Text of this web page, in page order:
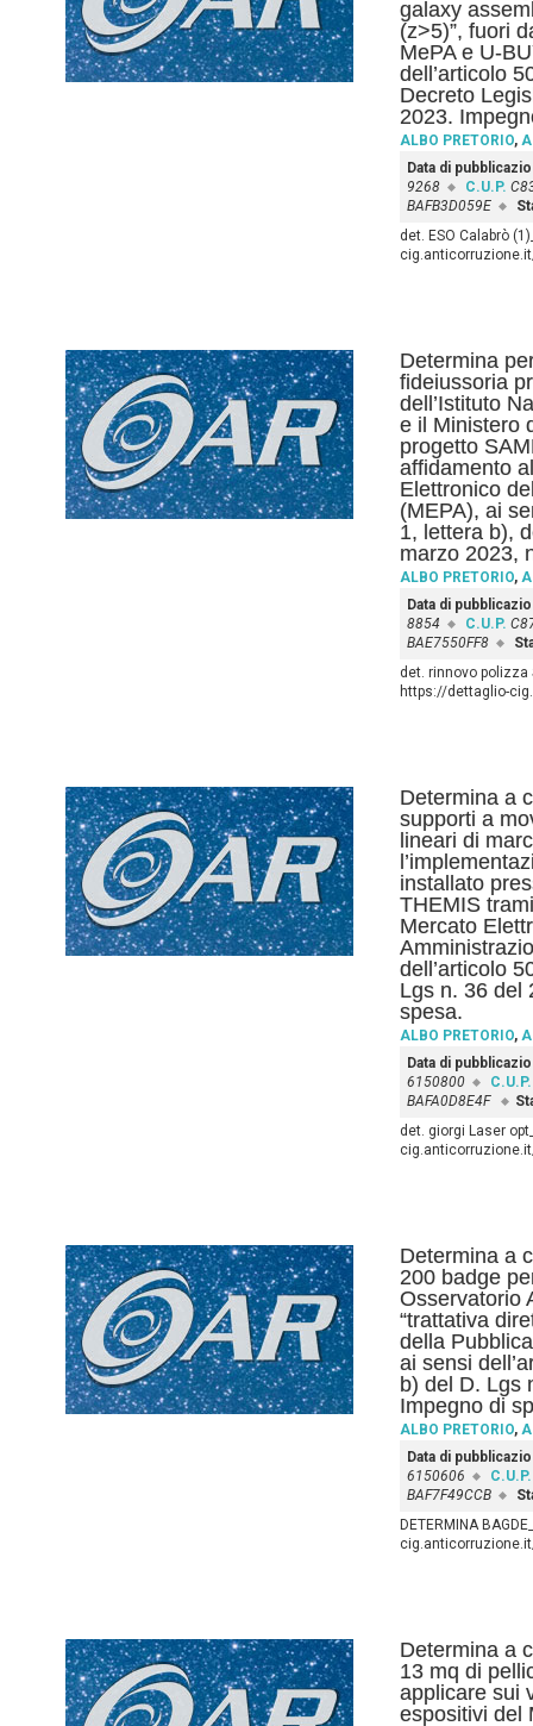
galaxy
(z>5)”, fuori
MePA e U-
dell’articolo
Decreto
2023.
ALBO PRETORIO,
Data di
9268
C.U.P.
BAFB3D059E
det. ESO Calabrò
Determina
fideiussoria
dell’Istituto
e il Ministero
progetto
affidamento
Elettronico
(MEPA), ai
1, lettera b),
marzo 2023,
ALBO PRETORIO,
Data di
8854
C.U.P.
BAE7550FF8
det. rinnovo polizza
https://dettaglio-
Determina a
supporti a
lineari di
installato
THEMIS
Mercato
dell’articolo
Lgs n. 36 del
spesa.
ALBO PRETORIO,
Data di
6150800
C.U.P.
BAFA0D8E4F
det. giorgi Laser
Determina a
200 badge
Osservatorio
“trattativa
della
ai sensi
b) del D. Lgs
Impegno di
ALBO PRETORIO,
Data di
6150606
C.U.P.
BAF7F49CCB
DETERMINA
Determina a
13 mq di
applicare sui
espositivi del